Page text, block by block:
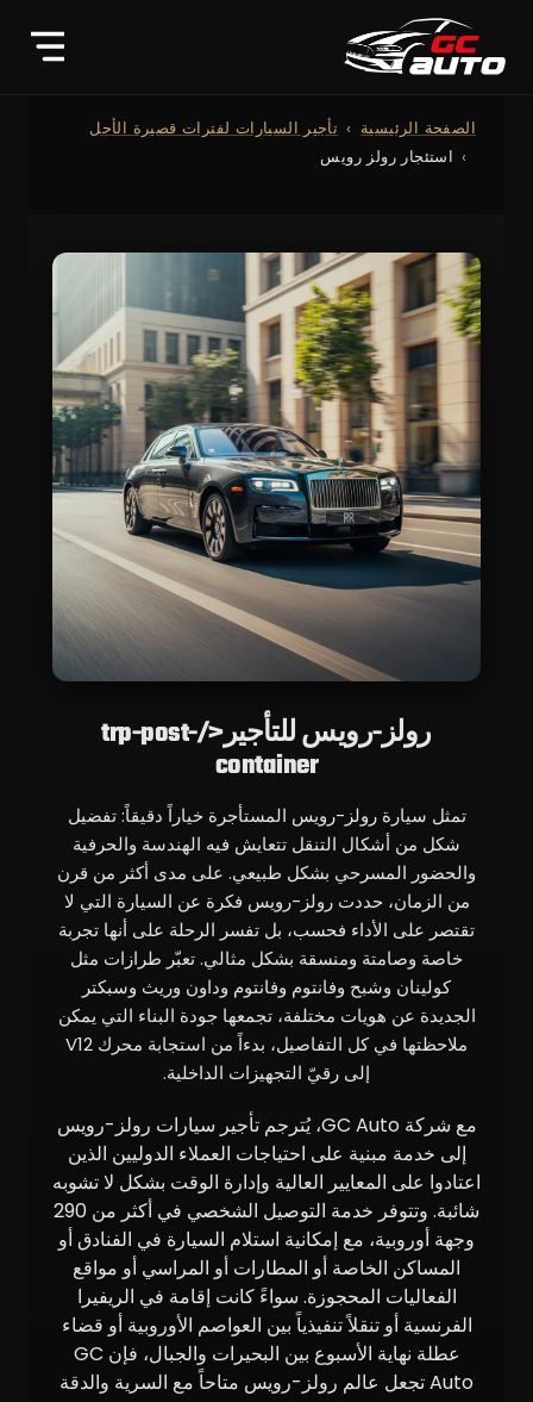
الصفحة الرئيسية
تأجير السيارات لفترات قصيرة الأجل
استئجار رولز رويس
رولز-رويس للتأجير</trp-post-
container
تمثل سيارة رولز-رويس المستأجرة خياراً دقيقاً: تفضيل
شكل من أشكال التنقل تتعايش فيه الهندسة والحرفية
والحضور المسرحي بشكل طبيعي. على مدى أكثر من قرن
من الزمان، حددت رولز-رويس فكرة عن السيارة التي لا
تقتصر على الأداء فحسب، بل تفسر الرحلة على أنها تجربة
خاصة وصامتة ومنسقة بشكل مثالي. تعبّر طرازات مثل
كولينان وشبح وفانتوم وفانتوم وداون وريث وسبكتر
الجديدة عن هويات مختلفة، تجمعها جودة البناء التي يمكن
ملاحظتها في كل التفاصيل، بدءاً من استجابة محرك V12
إلى رقيّ التجهيزات الداخلية.
مع شركة GC Auto، يُترجم تأجير سيارات رولز-رويس
إلى خدمة مبنية على احتياجات العملاء الدوليين الذين
اعتادوا على المعايير العالية وإدارة الوقت بشكل لا تشوبه
شائبة. وتتوفر خدمة التوصيل الشخصي في أكثر من 290
وجهة أوروبية، مع إمكانية استلام السيارة في الفنادق أو
المساكن الخاصة أو المطارات أو المراسي أو مواقع
الفعاليات المحجوزة. سواءً كانت إقامة في الريفيرا
الفرنسية أو تنقلاً تنفيذياً بين العواصم الأوروبية أو قضاء
عطلة نهاية الأسبوع بين البحيرات والجبال، فإن GC
Auto تجعل عالم رولز-رويس متاحاً مع السرية والدقة